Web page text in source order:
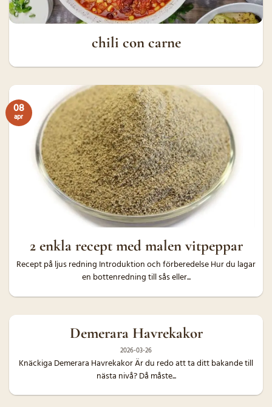
chili con carne
2 enkla recept med malen vitpeppar
Recept på ljus redning Introduktion och förberedelse Hur du lagar
en bottenredning till sås eller...
08
apr
Demerara Havrekakor
2026-03-26
Knäckiga Demerara Havrekakor Är du redo att ta ditt bakande till
nästa nivå? Då måste...